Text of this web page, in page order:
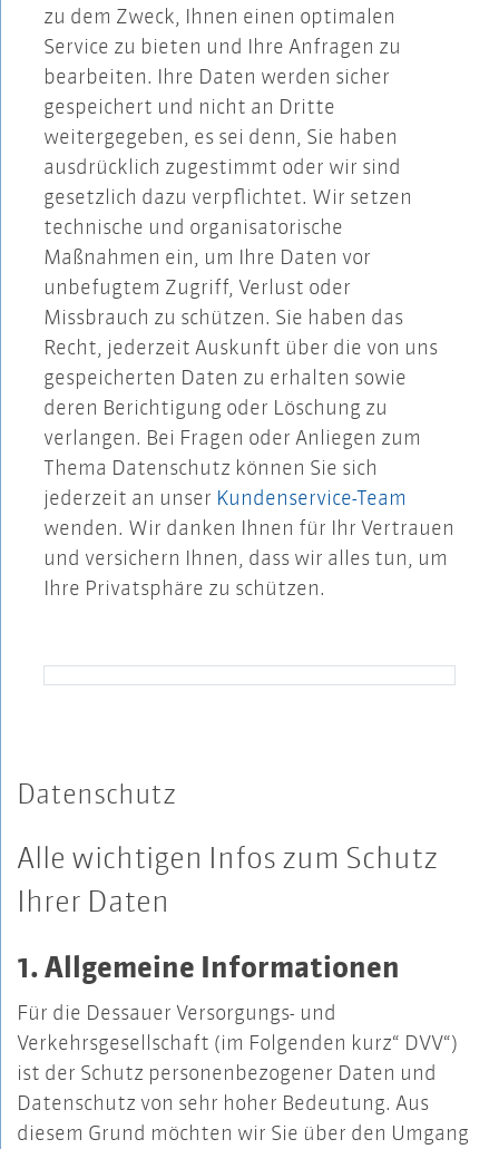
zu dem Zweck, Ihnen einen optimalen
Service zu bieten und Ihre Anfragen zu
bearbeiten. Ihre Daten werden sicher
gespeichert und nicht an Dritte
weitergegeben, es sei denn, Sie haben
ausdrücklich zugestimmt oder wir sind
gesetzlich dazu verpflichtet. Wir setzen
technische und organisatorische
Maßnahmen ein, um Ihre Daten vor
unbefugtem Zugriff, Verlust oder
Missbrauch zu schützen. Sie haben das
Recht, jederzeit Auskunft über die von uns
gespeicherten Daten zu erhalten sowie
deren Berichtigung oder Löschung zu
verlangen. Bei Fragen oder Anliegen zum
Thema Datenschutz können Sie sich
jederzeit an unser Kundenservice-Team
wenden. Wir danken Ihnen für Ihr Vertrauen
und versichern Ihnen, dass wir alles tun, um
Ihre Privatsphäre zu schützen.
Datenschutz
Alle wichtigen Infos zum Schutz
Ihrer Daten
1. Allgemeine Informationen
Für die Dessauer Versorgungs- und
Verkehrsgesellschaft (im Folgenden kurz“ DVV“)
ist der Schutz personenbezogener Daten und
Datenschutz von sehr hoher Bedeutung. Aus
diesem Grund möchten wir Sie über den Umgang